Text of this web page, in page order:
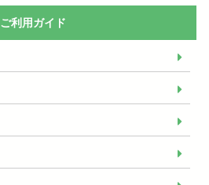
ご利用ガイド